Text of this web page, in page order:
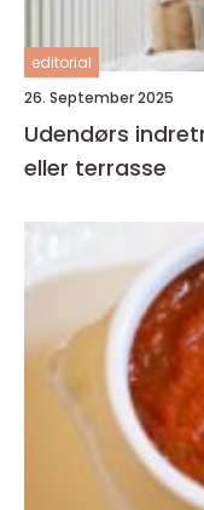
editorial
26. September 2025
Udendørs
eller terrasse